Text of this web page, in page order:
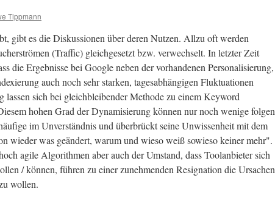
Tippmann
gibt es die Diskussionen über deren Nutzen. Allzu oft werden
(Traffic) gleichgesetzt bzw. verwechselt. In letzter Zeit
die Ergebnisse bei Google neben der vorhandenen Personalisierung,
auch noch sehr starken, tagesabhängigen Fluktuationen
lassen sich bei gleichbleibender Methode zu einem Keyword
hohen Grad der Dynamisierung können nur noch wenige folgen
im Unverständnis und überbrückt seine Unwissenheit mit dem
wieder was geändert, warum und wieso weiß sowieso keiner mehr".
agile Algorithmen aber auch der Umstand, dass Toolanbieter sich
/ können, führen zu einer zunehmenden Resignation die Ursachen
wollen.